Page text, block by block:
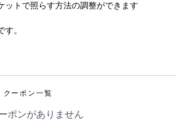
を続ける
ットで照らす方法の調整ができます
。
クーポン一覧
ポンがありません